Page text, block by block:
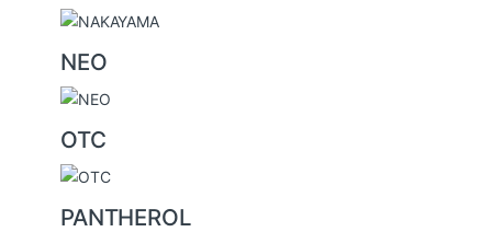
NEO
OTC
PANTHEROL